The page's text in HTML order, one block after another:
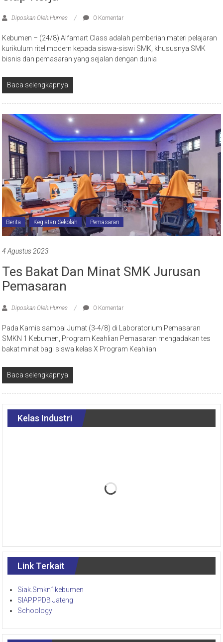
Diposkan Oleh:Humas 0 Komentar
Kebumen – (24/8) Alfamart Class adalah pemberian materi pelajaran
kurikulum ritel modern kepada siswa-siswi SMK, khususnya SMK
bisnis dan pemasaran yang sejalan dengan dunia
Baca selengkapnya
Berita Kegiatan Sekolah Pemasaran
4 Agustus 2023
Tes Bakat Dan Minat SMK Jurusan
Pemasaran
Diposkan Oleh:Humas 0 Komentar
Pada Kamis sampai Jumat (3-4/8) di Laboratorium Pemasaran
SMKN 1 Kebumen, Program Keahlian Pemasaran mengadakan tes
bakat minat bagi siswa kelas X Program Keahlian
Baca selengkapnya
Kelas Industri
Link Terkait
Siak.Smkn1kebumen
SIAP.PPDB Jateng
Schoology